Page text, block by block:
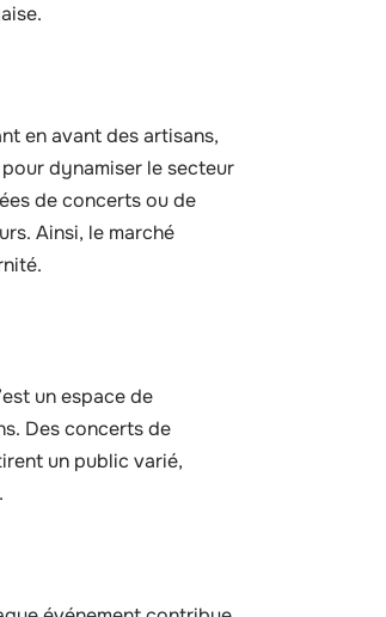
en avant des artisans,
dynamiser le secteur
de concerts ou de
Ainsi, le marché
un espace de
Des concerts de
un public varié,